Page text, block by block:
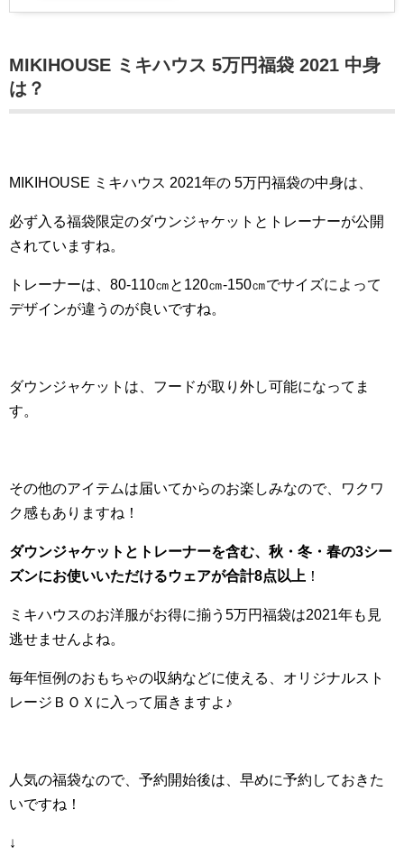
MIKIHOUSE ミキハウス 5万円福袋 2021 中身
は？
MIKIHOUSE ミキハウス 2021年の 5万円福袋の中身は、
必ず入る福袋限定のダウンジャケットとトレーナーが公開
されていますね。
トレーナーは、80-110㎝と120㎝-150㎝でサイズによって
デザインが違うのが良いですね。
ダウンジャケットは、フードが取り外し可能になってま
す。
その他のアイテムは届いてからのお楽しみなので、ワクワ
ク感もありますね！
ダウンジャケットとトレーナーを含む、秋・冬・春の3シー
ズンにお使いいただけるウェアが合計8点以上 ！
ミキハウスのお洋服がお得に揃う5万円福袋は2021年も見
逃せませんよね。
毎年恒例のおもちゃの収納などに使える、オリジナルスト
レージＢＯＸに入って届きますよ♪
人気の福袋なので、予約開始後は、早めに予約しておきた
いですね！
↓